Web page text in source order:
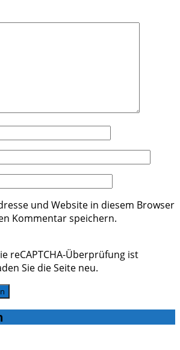
und Website in diesem Browser
Kommentar speichern.
reCAPTCHA-Überprüfung ist
Sie die Seite neu.